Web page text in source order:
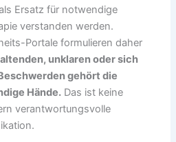
Ersatz für notwendige
verstanden werden.
Portale formulieren daher
unklaren oder sich
gehört die
Hände. Das ist keine
verantwortungsvolle